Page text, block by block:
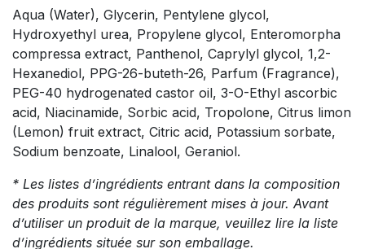
Aqua (Water), Glycerin, Pentylene glycol,
Hydroxyethyl urea, Propylene glycol, Enteromorpha
compressa extract, Panthenol, Caprylyl glycol, 1,2-
Hexanediol, PPG-26-buteth-26, Parfum (Fragrance),
PEG-40 hydrogenated castor oil, 3-O-Ethyl ascorbic
acid, Niacinamide, Sorbic acid, Tropolone, Citrus limon
(Lemon) fruit extract, Citric acid, Potassium sorbate,
Sodium benzoate, Linalool, Geraniol.
* Les listes d’ingrédients entrant dans la composition
des produits sont régulièrement mises à jour. Avant
d’utiliser un produit de la marque, veuillez lire la liste
d’ingrédients située sur son emballage.